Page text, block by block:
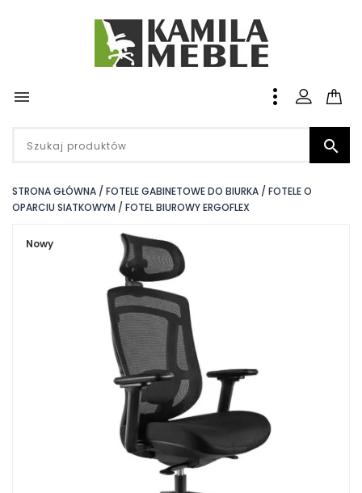


STRONA GŁÓWNA FOTELE GABINETOWE DO BIURKA
FOTELE O
OPARCIU SIATKOWYM
FOTEL BIUROWY ERGOFLEX
Nowy